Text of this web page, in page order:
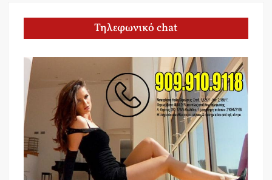
Τηλεφωνικό chat